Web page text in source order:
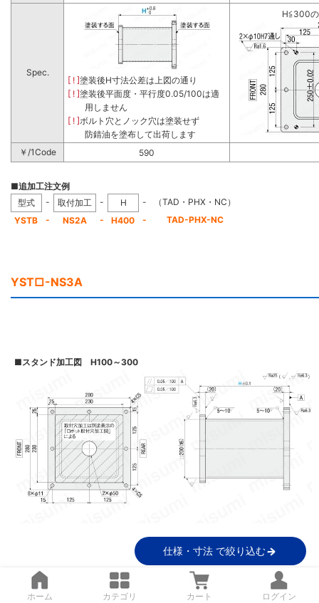
Spec.
[ ! ]塗装後H寸法公差は上図の通り
[ ! ]塗装後平面度・平行度0.05/100は適
用しません
[ ! ]ボルト穴とノック穴は塗装せず
防錆油を塗布して出荷します
H≦300
￥/1Code 590
■追加工注文例
型式
- 取付加工 - H -
（TAD・PHX・NC）
YSTB
- NS2A - H400 - TAD-PHX-NC
YST□-NS3A
■スタンド加工図 H100～300
スタンド加工図 H305～800
仕様・寸法 で絞り込む
ホーム カテゴリ カート ログイン